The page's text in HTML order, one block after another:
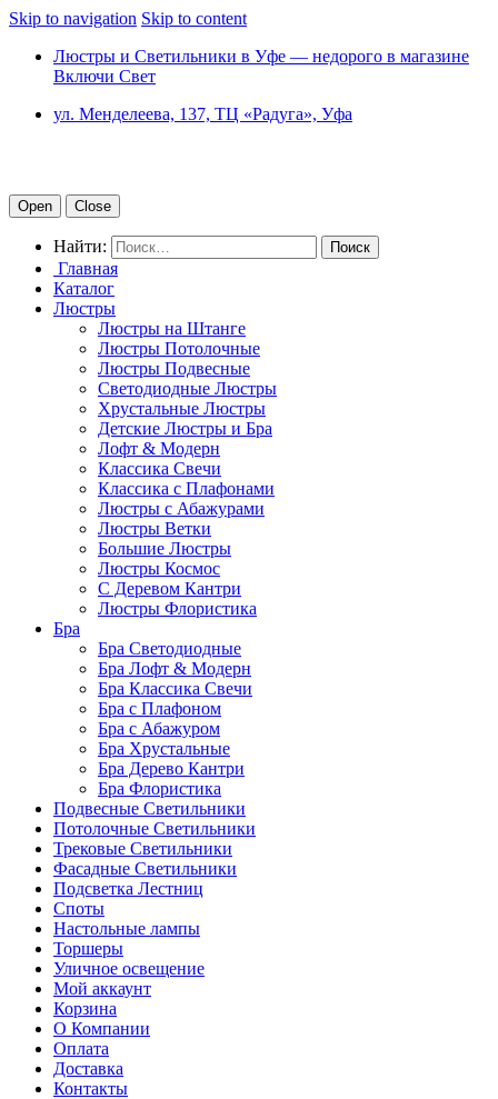
Skip to navigation Skip to content
Люстры и Светильники в Уфе — недорого в магазине
Включи Свет
ул. Менделеева, 137, ТЦ «Радуга», Уфа
Open Close
Найти:
Главная
Каталог
Люстры
Люстры на Штанге
Люстры Потолочные
Люстры Подвесные
Светодиодные Люстры
Хрустальные Люстры
Детские Люстры и Бра
Лофт & Модерн
Классика Свечи
Классика с Плафонами
Люстры с Абажурами
Люстры Ветки
Большие Люстры
Люстры Космос
С Деревом Кантри
Люстры Флористика
Бра
Бра Светодиодные
Бра Лофт & Модерн
Бра Классика Свечи
Бра с Плафоном
Бра с Абажуром
Бра Хрустальные
Бра Дерево Кантри
Бра Флористика
Подвесные Светильники
Потолочные Светильники
Трековые Светильники
Фасадные Светильники
Подсветка Лестниц
Споты
Настольные лампы
Торшеры
Уличное освещение
Мой аккаунт
Корзина
О Компании
Оплата
Доставка
Контакты